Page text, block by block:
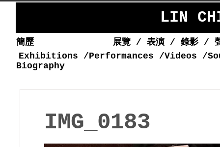
LIN
簡歷 展覽 /表演 /錄影 /
Exhibitions /Performances /Videos /
Biography
IMG_0183